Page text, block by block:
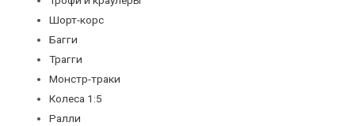
Шорт-корс
Багги
Трагги
Монстр-траки
Колеса 1:5
Ралли